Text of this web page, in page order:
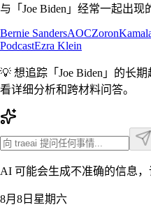
与「 Joe Biden 」经常一起出现
Bernie SandersAOCZoron
PodcastEzra Klein
💡 想追踪「 Joe Biden 」的长
看详细分析和跨材料问答。
AI 可能会生成不准确的信息
8月8日星期六